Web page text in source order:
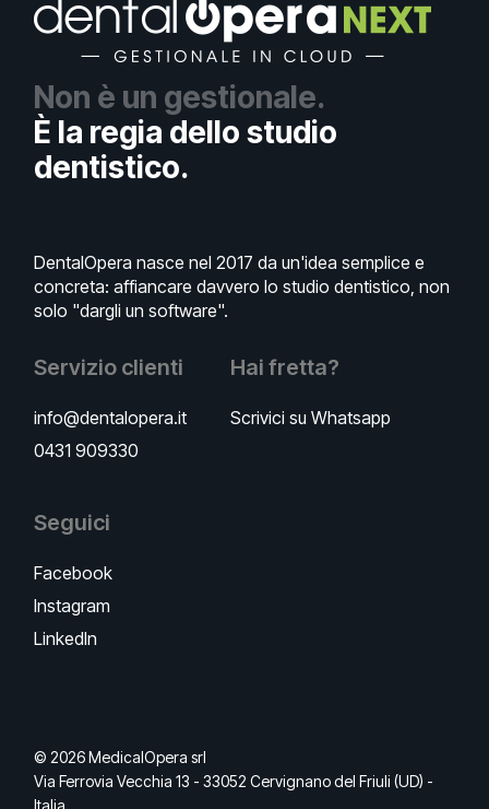
Non è un gestionale.
È la regia dello studio
dentistico.
DentalOpera nasce nel 2017 da un'idea semplice e
concreta: affiancare davvero lo studio dentistico, non
solo "dargli un software".
Servizio clienti
info@dentalopera.it
0431 909330
Hai fretta?
Scrivici su Whatsapp
Seguici
Facebook
Instagram
LinkedIn
© 2026 MedicalOpera srl
Via Ferrovia Vecchia 13 - 33052 Cervignano del Friuli (UD) -
Italia